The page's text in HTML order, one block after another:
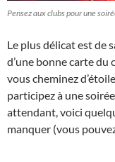
Pensez aux clubs pour une
Le plus délicat est de
d’une bonne carte du
vous cheminez
participez à une
attendant, voici
manquer (vous